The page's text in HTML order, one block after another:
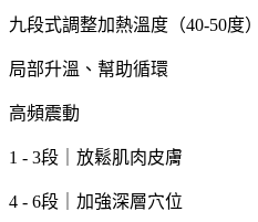
九段式調整加熱溫度（40-50度）
局部升溫、幫助循環
高頻震動
1 - 3段｜放鬆肌肉皮膚
4 - 6段｜加強深層穴位